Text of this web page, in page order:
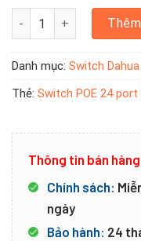
Switch POE 24 port
Danh mục: Switch
Thẻ: Switch POE 24 port
Thông tin bán hàng
Chính sách:
ngày
Bảo hành: 24